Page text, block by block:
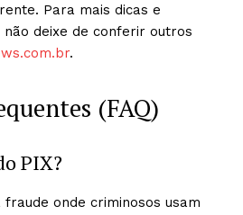
Para mais dicas e
deixe de conferir outros
.
(FAQ)
PIX?
onde criminosos usam